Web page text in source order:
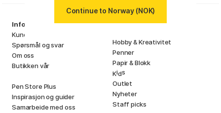
Information
Kundeservice
Spørsmål og svar
Om oss
Butikken vår
Pen Store Plus
Inspirasjon og guider
Samarbeide med oss
Sortiment
Hobby & Kreativitet
Penner
Papir & Blokk
Kids
Outlet
Nyheter
Staff picks
Continue to Norway (NOK)